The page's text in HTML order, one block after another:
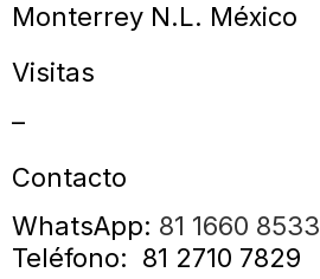
Monterrey N.L. México
Visitas
–
Contacto
WhatsApp: 81 1660 8533
Teléfono: 81 2710 7829